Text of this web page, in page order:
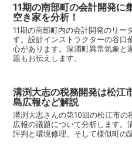
11期の南部町の会計開発に
空き家を分析！
11期の南部町内の会計開発のリー
す。設計インストラクターの谷口
心があります。深浦町異常気象と
題もお伝えします。
溝渕大志の税務開発は松江
島広報など解説
溝渕大志さんの第10回の松江市の
広報の議題について分析します。
評判と環境修理、そして様似町の